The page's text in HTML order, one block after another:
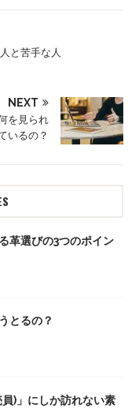
と苦手な人
NEXT
を見られ
いるの？
革選びの3つのポイン
とるの？
員)」にしか訪れない素